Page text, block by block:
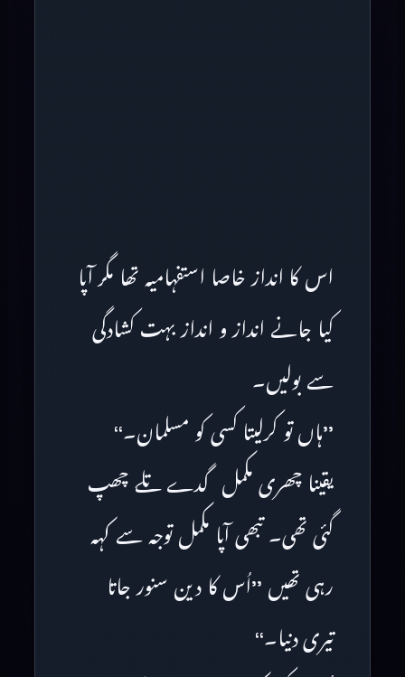
اس کا انداز خاصا استفہامیہ تھا مگر آپا
کیا جانے انداز و انداز بہت کشادگی
سے بولیں۔
’’ہاں تو کرلیتا کسی کو مسلمان۔‘‘
یقینا چھری مکمل گدے تلے چھپ
گئی تھی۔ تبھی آپا مکمل توجہ سے کہہ
رہی تھیں ’’اُس کا دین سنور جاتا
تیری دنیا۔‘‘